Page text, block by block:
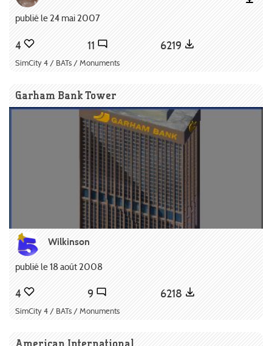
publié le 24 mai 2007
4 11 6219
SimCity 4 / BATs / Monuments
Garham Bank Tower
Wilkinson
publié le 18 août 2008
4 9 6218
SimCity 4 / BATs / Monuments